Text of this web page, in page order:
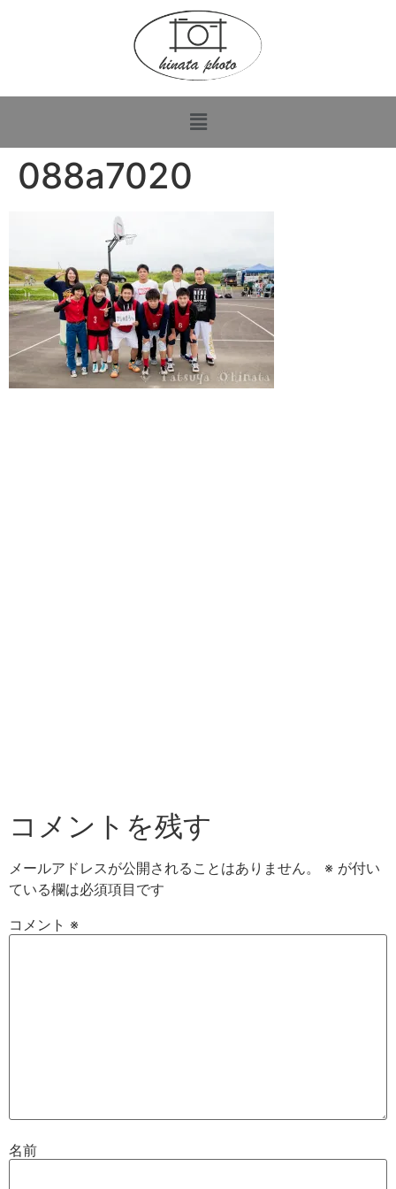
088a7020
コメントを残す
メールアドレスが公開されることはありません。 ※ が付い
ている欄は必須項目です
コメント ※
名前